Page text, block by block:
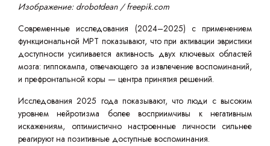
Изображение: drobotdean / freepik.com
Современные исследования (2024–2025) с применением
функциональной МРТ показывают, что при активации эвристики
доступности усиливается активность двух ключевых областей
мозга: гиппокампа, отвечающего за извлечение воспоминаний,
и префронтальной коры — центра принятия решений.
Исследования 2025 года показывают, что люди с высоким
уровнем нейротизма более восприимчивы к негативным
искажениям, оптимистично настроенные личности сильнее
реагируют на позитивные доступные воспоминания.